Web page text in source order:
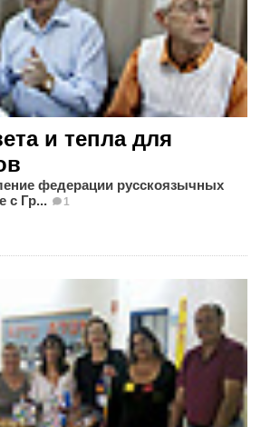
и тепла для
федерации русскоязычных
с Гр...
1